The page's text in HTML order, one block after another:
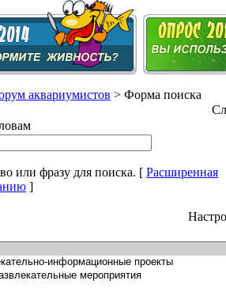
аквариумистов > Форма поиска
или фразу для поиска. [ Расширенная
]